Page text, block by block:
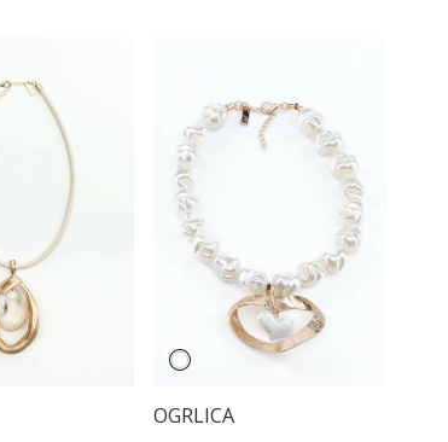
OGRLICA